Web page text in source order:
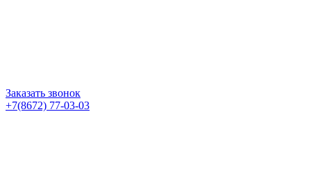
Заказать звонок
+7(8672) 77-03-03